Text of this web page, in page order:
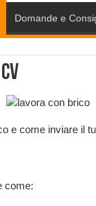
Domande e
e come inviare il
come: